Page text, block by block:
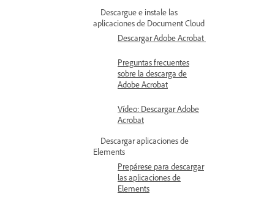
Descargue e instale las
aplicaciones de Document Cloud
Descargar Adobe Acrobat
Preguntas frecuentes
sobre la descarga de
Adobe Acrobat
Vídeo: Descargar Adobe
Acrobat
Descargar aplicaciones de
Elements
Prepárese para descargar
las aplicaciones de
Elements